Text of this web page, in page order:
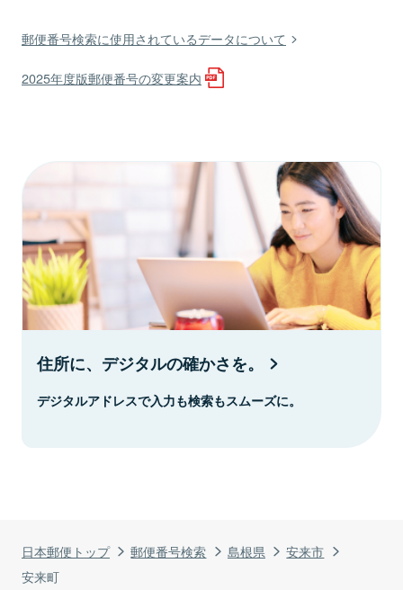
日本郵便トップ 郵便番号検索 島根県
安来市
安来町
郵便番号検索に使用されているデータについて
2025年度版郵便番号の変更案内
住所に、デジタルの確かさを。
デジタルアドレスで入力も検索もスムーズに。